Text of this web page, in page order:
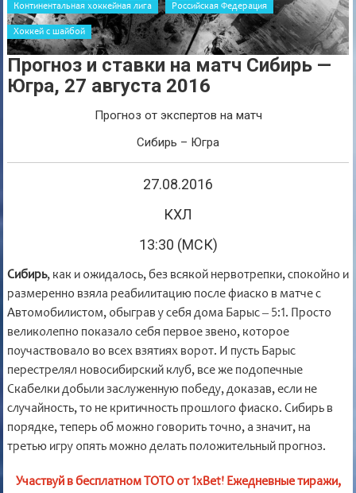
Континентальная хоккейная лига Российская Федерация
Хоккей c шайбой
Прогноз и ставки на матч Сибирь —
Югра, 27 августа 2016
Прогноз от экспертов на матч
Сибирь – Югра
27.08.2016
КХЛ
13:30 (МСК)
Сибирь, как и ожидалось, без всякой нервотрепки, спокойно и
размеренно взяла реабилитацию после фиаско в матче с
Автомобилистом, обыграв у себя дома Барыс – 5:1. Просто
великолепно показало себя первое звено, которое
поучаствовало во всех взятиях ворот. И пусть Барыс
перестрелял новосибирский клуб, все же подопечные
Скабелки добыли заслуженную победу, доказав, если не
случайность, то не критичность прошлого фиаско. Сибирь в
порядке, теперь об можно говорить точно, а значит, на
третью игру опять можно делать положительный прогноз.
Участвуй в бесплатном ТОТО от 1xBet! Ежедневные тиражи,